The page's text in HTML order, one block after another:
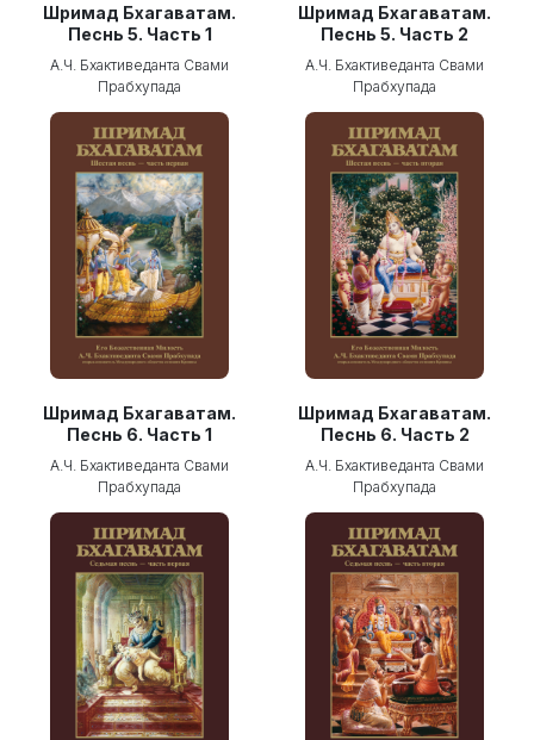
Шримад Бхагаватам.
Песнь 5. Часть 1
А.Ч. Бхактиведанта Свами
Прабхупада
Шримад Бхагаватам.
Песнь 5. Часть 2
А.Ч. Бхактиведанта Свами
Прабхупада
Шримад Бхагаватам.
Песнь 6. Часть 1
А.Ч. Бхактиведанта Свами
Прабхупада
Шримад Бхагаватам.
Песнь 6. Часть 2
А.Ч. Бхактиведанта Свами
Прабхупада